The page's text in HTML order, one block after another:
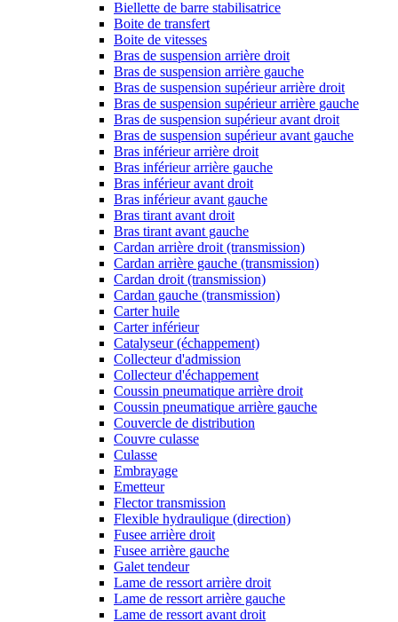
Biellette de barre stabilisatrice
Boite de transfert
Boite de vitesses
Bras de suspension arrière droit
Bras de suspension arrière gauche
Bras de suspension supérieur arrière droit
Bras de suspension supérieur arrière gauche
Bras de suspension supérieur avant droit
Bras de suspension supérieur avant gauche
Bras inférieur arrière droit
Bras inférieur arrière gauche
Bras inférieur avant droit
Bras inférieur avant gauche
Bras tirant avant droit
Bras tirant avant gauche
Cardan arrière droit (transmission)
Cardan arrière gauche (transmission)
Cardan droit (transmission)
Cardan gauche (transmission)
Carter huile
Carter inférieur
Catalyseur (échappement)
Collecteur d'admission
Collecteur d'échappement
Coussin pneumatique arrière droit
Coussin pneumatique arrière gauche
Couvercle de distribution
Couvre culasse
Culasse
Embrayage
Emetteur
Flector transmission
Flexible hydraulique (direction)
Fusee arrière droit
Fusee arrière gauche
Galet tendeur
Lame de ressort arrière droit
Lame de ressort arrière gauche
Lame de ressort avant droit